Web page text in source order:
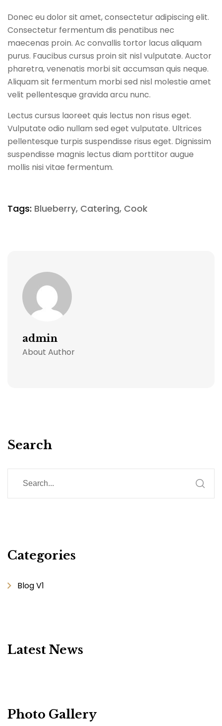
Donec eu dolor sit amet, consectetur adipiscing elit.
Consectetur fermentum dis penatibus nec
maecenas proin. Ac convallis tortor lacus aliquam
purus. Faucibus cursus proin sit nisl vulputate. Auctor
pharetra, venenatis morbi sit accumsan quis neque.
Aliquam sit fermentum morbi sed nisl molestie amet
velit pellentesque gravida arcu nunc.
Lectus cursus laoreet quis lectus non risus eget.
Vulputate odio nullam sed eget vulputate. Ultrices
pellentesque turpis suspendisse risus eget. Dignissim
suspendisse magnis lectus diam porttitor augue
mollis nisi vitae fermentum.
Tags: Blueberry, Catering, Cook
admin
About Author
Search
Categories
Blog V1
Latest News
Photo Gallery